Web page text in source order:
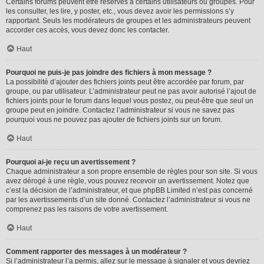
les consulter, les lire, y poster, etc., vous devez avoir les permissions s’y
rapportant. Seuls les modérateurs de groupes et les administrateurs peuvent
accorder ces accès, vous devez donc les contacter.
Haut
Pourquoi ne puis-je pas joindre des fichiers à mon message ?
La possibilité d’ajouter des fichiers joints peut être accordée par forum, par
groupe, ou par utilisateur. L’administrateur peut ne pas avoir autorisé l’ajout de
fichiers joints pour le forum dans lequel vous postez, ou peut-être que seul un
groupe peut en joindre. Contactez l’administrateur si vous ne savez pas
pourquoi vous ne pouvez pas ajouter de fichiers joints sur un forum.
Haut
Pourquoi ai-je reçu un avertissement ?
Chaque administrateur a son propre ensemble de règles pour son site. Si vous
avez dérogé à une règle, vous pouvez recevoir un avertissement. Notez que
c’est la décision de l’administrateur, et que phpBB Limited n’est pas concerné
par les avertissements d’un site donné. Contactez l’administrateur si vous ne
comprenez pas les raisons de votre avertissement.
Haut
Comment rapporter des messages à un modérateur ?
Si l’administrateur l’a permis, allez sur le message à signaler et vous devriez